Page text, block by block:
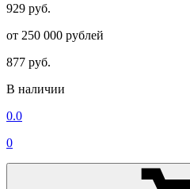
929 руб.
от 250 000 рублей
877 руб.
В наличии
0.0
0